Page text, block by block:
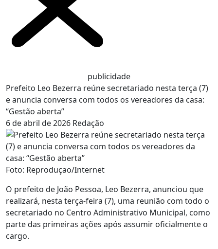
publicidade
Prefeito Leo Bezerra reúne secretariado nesta terça (7)
e anuncia conversa com todos os vereadores da casa:
“Gestão aberta”
6 de abril de 2026 Redação
Foto: Reproduçao/Internet
O prefeito de João Pessoa, Leo Bezerra, anunciou que
realizará, nesta terça-feira (7), uma reunião com todo o
secretariado no Centro Administrativo Municipal, como
parte das primeiras ações após assumir oficialmente o
cargo.